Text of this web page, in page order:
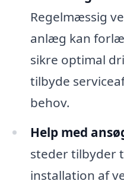
Regelmæssig
anlæg kan
sikre optimal
tilbyde
behov.
Help med
steder tilbyder
installation af